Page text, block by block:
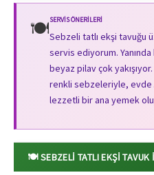
🍽️SERVIS ÖNERILERI
Sebzeli tatlı ekşi tavuğu
servis ediyorum.
beyaz pilav çok
renkli sebzeleriyle, evde
lezzetli bir ana yemek
🍽️ SEBZELI TATLI EKŞI TAVUK